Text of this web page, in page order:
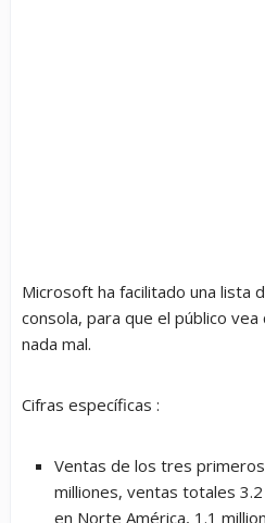
Microsoft ha facilitado una lista
consola, para que el público
nada mal.
Cifras específicas :
Ventas de los tres
milliones, ventas totales
en Norte América, 1.1